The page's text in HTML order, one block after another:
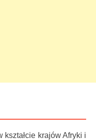
kształcie krajów Afryki i